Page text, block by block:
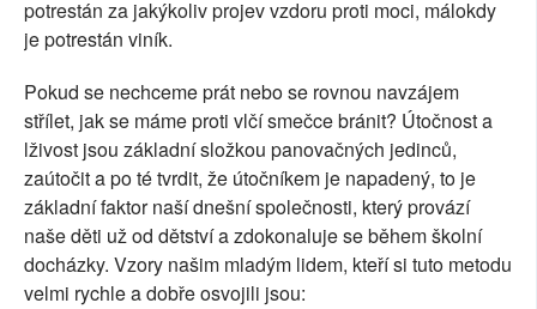
potrestán za jakýkoliv projev vzdoru proti moci, málokdy
je potrestán viník.
Pokud se nechceme prát nebo se rovnou navzájem
střílet, jak se máme proti vlčí smečce bránit? Útočnost a
lživost jsou základní složkou panovačných jedinců,
zaútočit a po té tvrdit, že útočníkem je napadený, to je
základní faktor naší dnešní společnosti, který provází
naše děti už od dětství a zdokonaluje se během školní
docházky. Vzory našim mladým lidem, kteří si tuto metodu
velmi rychle a dobře osvojili jsou: